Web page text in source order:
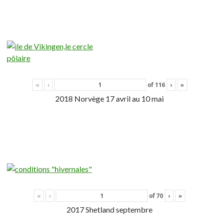
« ‹ of 116 › »
2018 Norvège 17 avril au 10 mai
« ‹ of70 › »
2017 Shetland septembre